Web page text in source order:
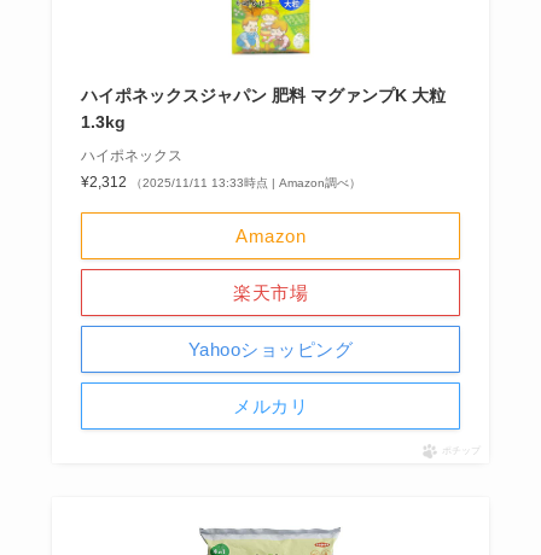
ハイポネックスジャパン 肥料 マグァンプK 大粒
1.3kg
ハイポネックス
¥2,312
（2025/11/11 13:33時点 | Amazon調べ）
Amazon
楽天市場
Yahooショッピング
メルカリ
ポチップ